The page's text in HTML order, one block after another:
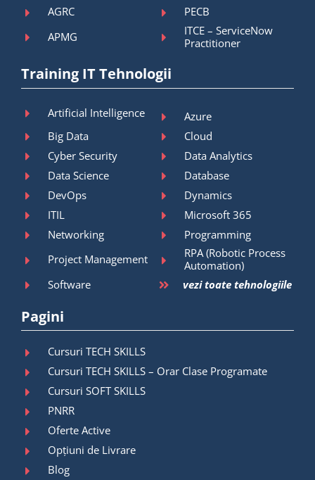
AGRC
PECB
APMG
ITCE – ServiceNow
Practitioner
Training IT Tehnologii
Artificial Intelligence
Azure
Big Data
Cloud
Cyber Security
Data Analytics
Data Science
Database
DevOps
Dynamics
ITIL
Microsoft 365
Networking
Programming
Project Management
RPA (Robotic Process
Automation)
Software
vezi toate tehnologiile
Pagini
Cursuri TECH SKILLS
Cursuri TECH SKILLS – Orar Clase Programate
Cursuri SOFT SKILLS
PNRR
Oferte Active
Opțiuni de Livrare
Blog